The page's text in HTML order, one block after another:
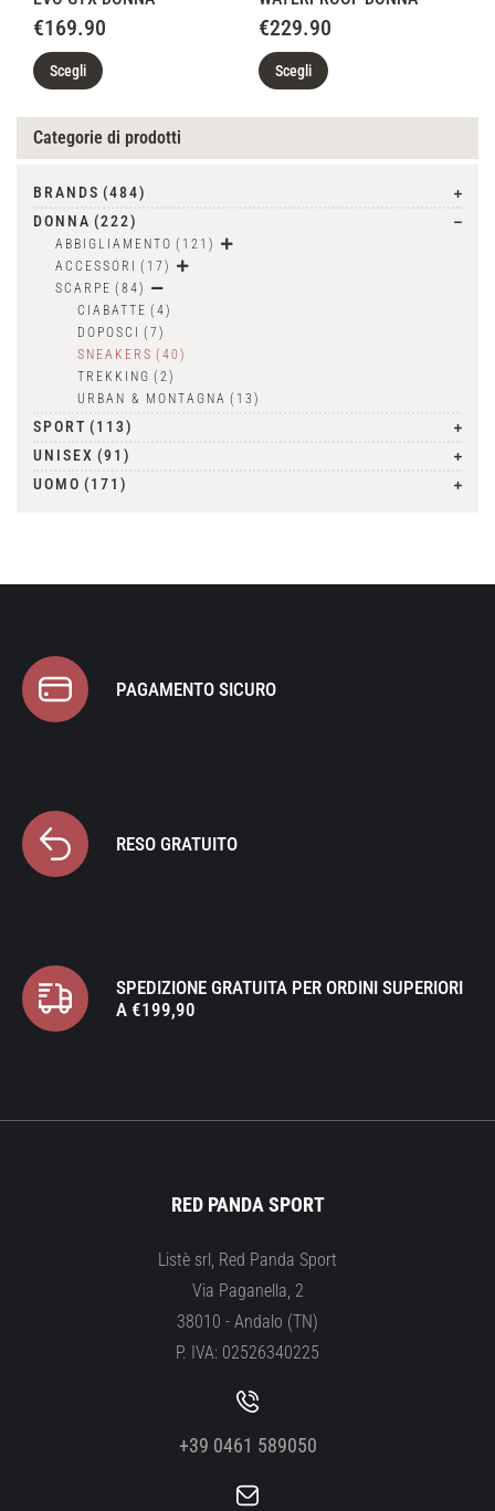
€169.90
Scegli
€229.90
Scegli
Categorie di prodotti
BRANDS (484)
DONNA (222)
ABBIGLIAMENTO (121)
ACCESSORI
(17)
SCARPE (84)
CIABATTE (4)
DOPOSCI
(7)
SNEAKERS (40)
TREKKING (2)
URBAN & MONTAGNA (13)
SPORT (113)
UNISEX (91)
UOMO (171)
PAGAMENTO SICURO
RESO GRATUITO
SPEDIZIONE GRATUITA PER ORDINI SUPERIORI
A €199,90
RED PANDA SPORT
Listè srl, Red Panda Sport
Via Paganella, 2
38010 - Andalo (TN)
P. IVA: 02526340225
+39 0461 589050